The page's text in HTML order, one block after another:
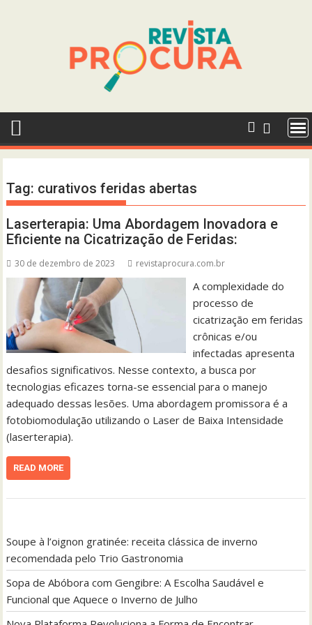
Tag: curativos feridas abertas
Laserterapia: Uma Abordagem Inovadora e
Eficiente na Cicatrização de Feridas:
30 de dezembro de 2023 revistaprocura.com.br
A complexidade do
processo de
cicatrização em feridas
crônicas e/ou
infectadas apresenta
desafios significativos. Nesse contexto, a busca por
tecnologias eficazes torna-se essencial para o manejo
adequado dessas lesões. Uma abordagem promissora é a
fotobiomodulação utilizando o Laser de Baixa Intensidade
(laserterapia).
READ MORE
Soupe à l’oignon gratinée: receita clássica de inverno
recomendada pelo Trio Gastronomia
Sopa de Abóbora com Gengibre: A Escolha Saudável e
Funcional que Aquece o Inverno de Julho